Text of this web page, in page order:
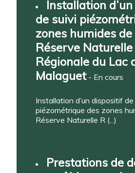
Installation
de suivi
zones humides de
Réserve Naturelle
Régionale du Lac
Malaguet- En cours
Installation d’un dispositif de
piézométrique des zones
Réserve Naturelle R (...)
Prestations de